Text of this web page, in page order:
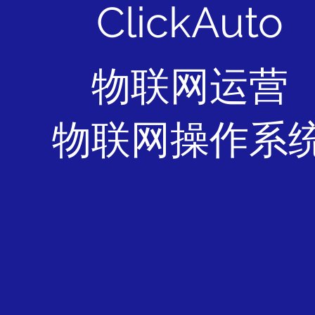
ClickAuto
物联网运营
物联网操作系